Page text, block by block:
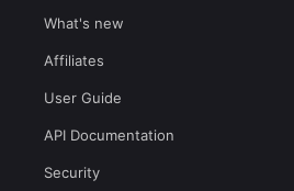
What's new
Affiliates
User Guide
API Documentation
Security